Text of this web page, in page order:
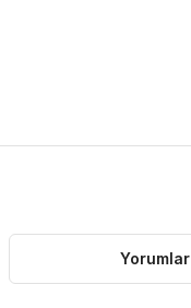
Yorumlar